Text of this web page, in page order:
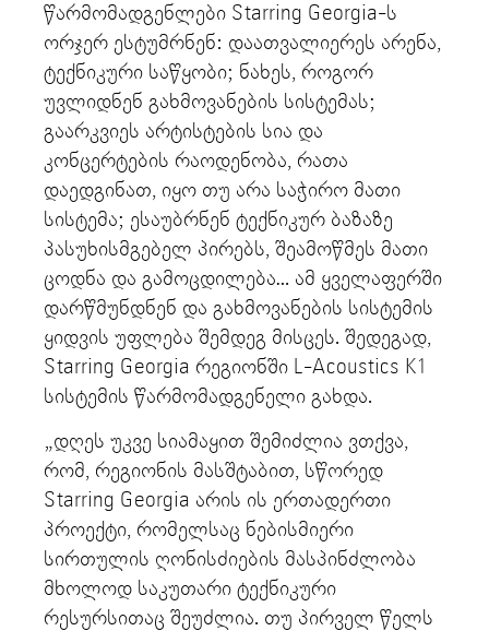
წარმომადგენლები Starring Georgia-ს
ორჯერ ესტუმრნენ: დაათვალიერეს არენა,
ტექნიკური საწყობი; ნახეს, როგორ
უვლიდნენ გახმოვანების სისტემას;
გაარკვიეს არტისტების სია და
კონცერტების რაოდენობა, რათა
დაედგინათ, იყო თუ არა საჭირო მათი
სისტემა; ესაუბრნენ ტექნიკურ ბაზაზე
პასუხისმგებელ პირებს, შეამოწმეს მათი
ცოდნა და გამოცდილება… ამ ყველაფერში
დარწმუნდნენ და გახმოვანების სისტემის
ყიდვის უფლება შემდეგ მისცეს. შედეგად,
Starring Georgia რეგიონში L-Acoustics K1
სისტემის წარმომადგენელი გახდა.
„დღეს უკვე სიამაყით შემიძლია ვთქვა,
რომ, რეგიონის მასშტაბით, სწორედ
Starring Georgia არის ის ერთადერთი
პროექტი, რომელსაც ნებისმიერი
სირთულის ღონისძიების მასპინძლობა
მხოლოდ საკუთარი ტექნიკური
რესურსითაც შეუძლია. თუ პირველ წელს